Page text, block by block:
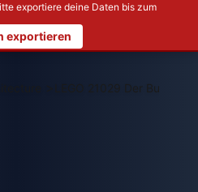
exportiere deine Daten bis zum
exportieren
LEGO 21029 Der